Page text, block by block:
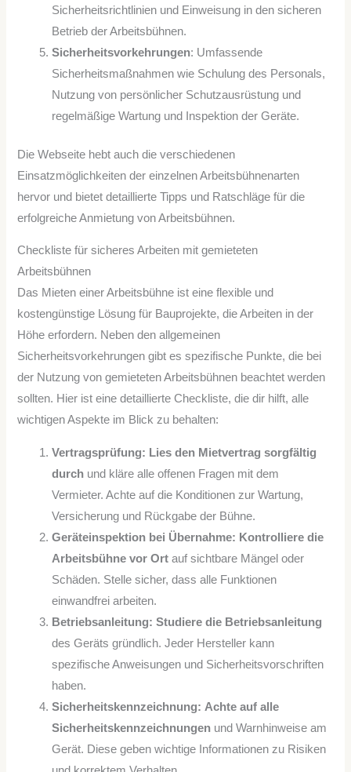
Sicherheitsrichtlinien und Einweisung in den sicheren
Betrieb der Arbeitsbühnen.
Sicherheitsvorkehrungen: Umfassende
Sicherheitsmaßnahmen wie Schulung des Personals,
Nutzung von persönlicher Schutzausrüstung und
regelmäßige Wartung und Inspektion der Geräte.
Die Webseite hebt auch die verschiedenen
Einsatzmöglichkeiten der einzelnen Arbeitsbühnenarten
hervor und bietet detaillierte Tipps und Ratschläge für die
erfolgreiche Anmietung von Arbeitsbühnen.
Checkliste für sicheres Arbeiten mit gemieteten
Arbeitsbühnen
Das Mieten einer Arbeitsbühne ist eine flexible und
kostengünstige Lösung für Bauprojekte, die Arbeiten in der
Höhe erfordern. Neben den allgemeinen
Sicherheitsvorkehrungen gibt es spezifische Punkte, die bei
der Nutzung von gemieteten Arbeitsbühnen beachtet werden
sollten. Hier ist eine detaillierte Checkliste, die dir hilft, alle
wichtigen Aspekte im Blick zu behalten:
Vertragsprüfung: Lies den Mietvertrag sorgfältig
durch und kläre alle offenen Fragen mit dem
Vermieter. Achte auf die Konditionen zur Wartung,
Versicherung und Rückgabe der Bühne.
Geräteinspektion bei Übernahme: Kontrolliere die
Arbeitsbühne vor Ort auf sichtbare Mängel oder
Schäden. Stelle sicher, dass alle Funktionen
einwandfrei arbeiten.
Betriebsanleitung: Studiere die Betriebsanleitung
des Geräts gründlich. Jeder Hersteller kann
spezifische Anweisungen und Sicherheitsvorschriften
haben.
Sicherheitskennzeichnung: Achte auf alle
Sicherheitskennzeichnungen und Warnhinweise am
Gerät. Diese geben wichtige Informationen zu Risiken